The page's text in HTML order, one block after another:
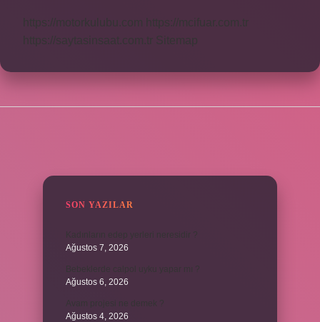
https://motorkulubu.com
https://mcifuar.com.tr
https://saytasinsaat.com.tr
Sitemap
SON YAZILAR
Ağustos 7, 2026
Ağustos 6, 2026
Ağustos 4, 2026